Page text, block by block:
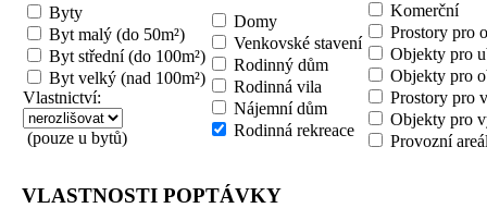
Byty
Byt malý (do 50m²)
Byt střední (do 100m²)
Byt velký (nad 100m²)
Vlastnictví:
(pouze u bytů)
Domy
Venkovské stavení
Rodinný dům
Rodinná vila
Nájemní dům
Rodinná rekreace
Komerční
Prostory pro
Objekty pro
Objekty pro
Prostory pro
Objekty pro
Provozní
VLASTNOSTI POPTÁVKY